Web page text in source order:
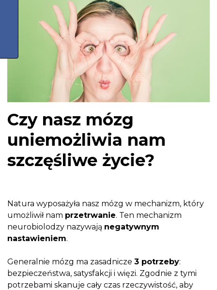
Czy nasz mózg
uniemożliwia nam
szczęśliwe życie?
Natura wyposażyła nasz mózg w mechanizm, który
umożliwił nam przetrwanie. Ten mechanizm
neurobiolodzy nazywają negatywnym
nastawieniem.
Generalnie mózg ma zasadnicze 3 potrzeby:
bezpieczeństwa, satysfakcji i więzi. Zgodnie z tymi
potrzebami skanuje cały czas rzeczywistość, aby